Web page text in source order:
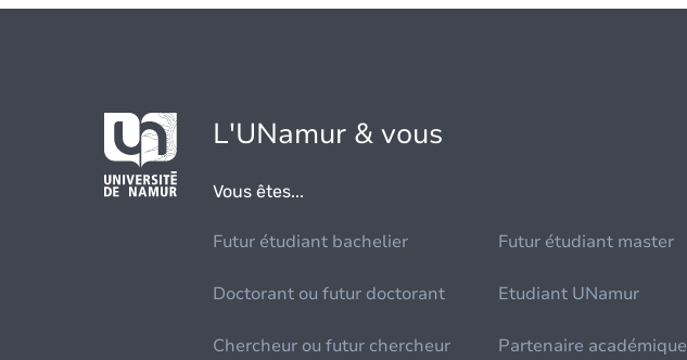
L'UNamur & vous
Vous êtes...
Futur étudiant bachelier Futur étudiant master
Doctorant ou futur doctorant Etudiant UNamur
Chercheur ou futur chercheur Partenaire académique